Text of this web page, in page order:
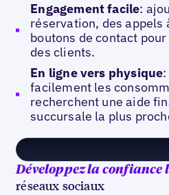
Engagement facile:
réservation, des appels
boutons de contact
des clients.
En ligne vers physique
facilement les
recherchent une aide
succursale la plus
Développez la confiance
réseaux sociaux